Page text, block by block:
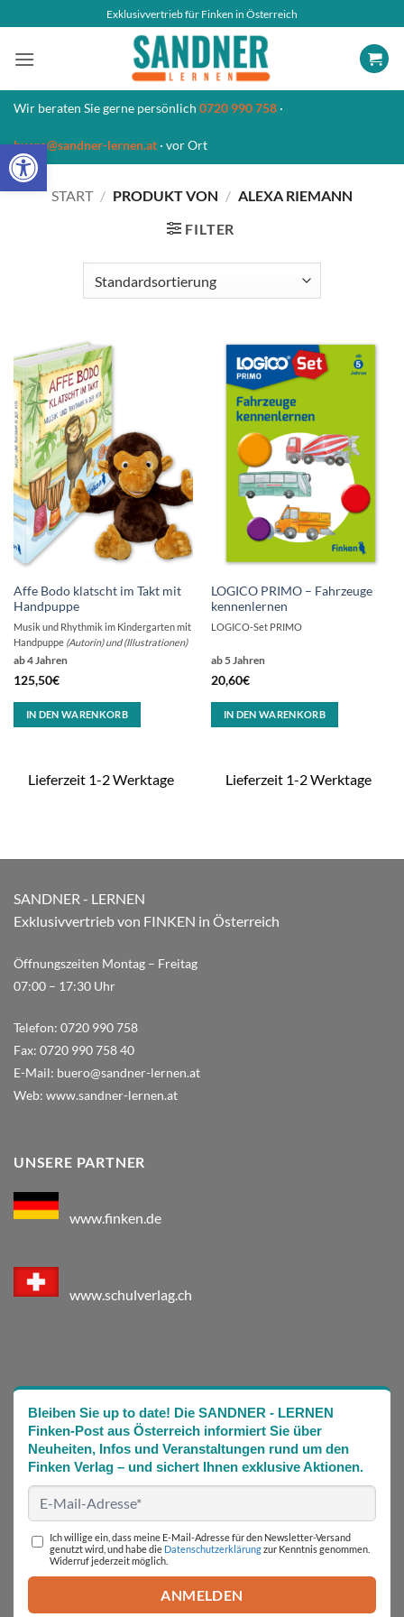
Open toolbar
Inhalt
springen
Exklusivvertrieb für Finken in Österreich
Wir beraten Sie gerne persönlich 0720 990 758 ·
buero@sandner-lernen.at · vor Ort
START / PRODUKT VON / ALEXA RIEMANN
FILTER
Affe Bodo klatscht im Takt mit
Handpuppe
ab 4 Jahren
125,50€
Musik und Rhythmik im Kindergarten mit
Handpuppe (Autorin) und (Illustrationen)
IN DEN WARENKORB
Lieferzeit 1-2 Werktage
LOGICO PRIMO – Fahrzeuge
kennenlernen
ab 5 Jahren
20,60€
LOGICO-Set PRIMO
IN DEN WARENKORB
Lieferzeit 1-2 Werktage
SANDNER - LERNEN
Exklusivvertrieb von FINKEN in Österreich
Öffnungszeiten Montag – Freitag
07:00 – 17:30 Uhr
Telefon: 0720 990 758
Fax: 0720 990 758 40
E-Mail: buero@sandner-lernen.at
Web: www.sandner-lernen.at
UNSERE PARTNER
www.finken.de
www.schulverlag.ch
Bleiben Sie up to date! Die SANDNER - LERNEN
Finken-Post aus Österreich informiert Sie über
Neuheiten, Infos und Veranstaltungen rund um den
Finken Verlag – und sichert Ihnen exklusive Aktionen.
Ich willige ein, dass meine E-Mail-Adresse für den Newsletter-Versand
genutzt wird, und habe die Datenschutzerklärungzur Kenntnis genommen.
Widerruf jederzeit möglich.